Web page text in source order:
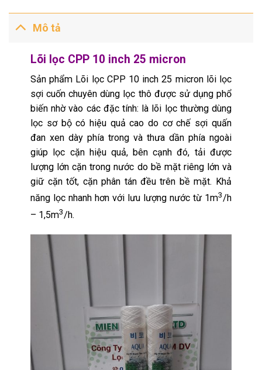
Mô tả
Lõi lọc CPP 10 inch 25 micron
Sản phẩm Lõi lọc CPP 10 inch 25 micron lõi lọc
sợi cuốn chuyên dùng lọc thô được sử dụng phổ
biến nhờ vào các đặc tính: là lõi lọc thường dùng
lọc sơ bộ có hiệu quả cao do cơ chế sợi quấn
đan xen dày phía trong và thưa dần phía ngoài
giúp lọc cặn hiệu quả, bên cạnh đó, tải được
lượng lớn cặn trong nước do bề mặt riêng lớn và
giữ cặn tốt, cặn phân tán đều trên bề mặt. Khả
năng lọc nhanh hơn với lưu lượng nước từ 1m3/h
– 1,5m3/h.